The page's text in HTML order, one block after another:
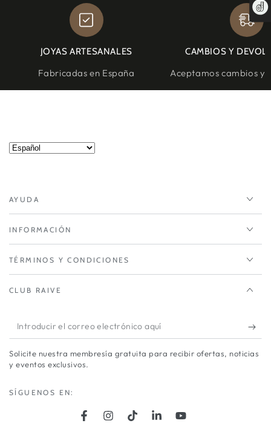
JOYAS ARTESANALES
Fabricadas en España
CAMBIOS Y
Aceptamos cambios y
AYUDA
INFORMACIÓN
TÉRMINOS Y CONDICIONES
CLUB RAIVE
Introducir
el
correo
aquí
Solicite nuestra membresía gratuita para recibir ofertas, noticias
y eventos exclusivos.
SÍGUENOS EN:
FacebookInstagramTikTokLinkedInYouTube